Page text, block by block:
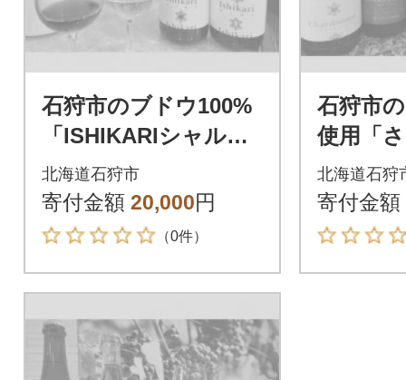
石狩市のブドウ100%
「ISHIKARIシャルド
ネ」「ISHIKARIヤ
マ・ソービニオン」2
本セット
北海道石狩市
寄付金額 20,000円
（0件）
石狩市
使用「
ン」5本
北海道石狩
寄付金額